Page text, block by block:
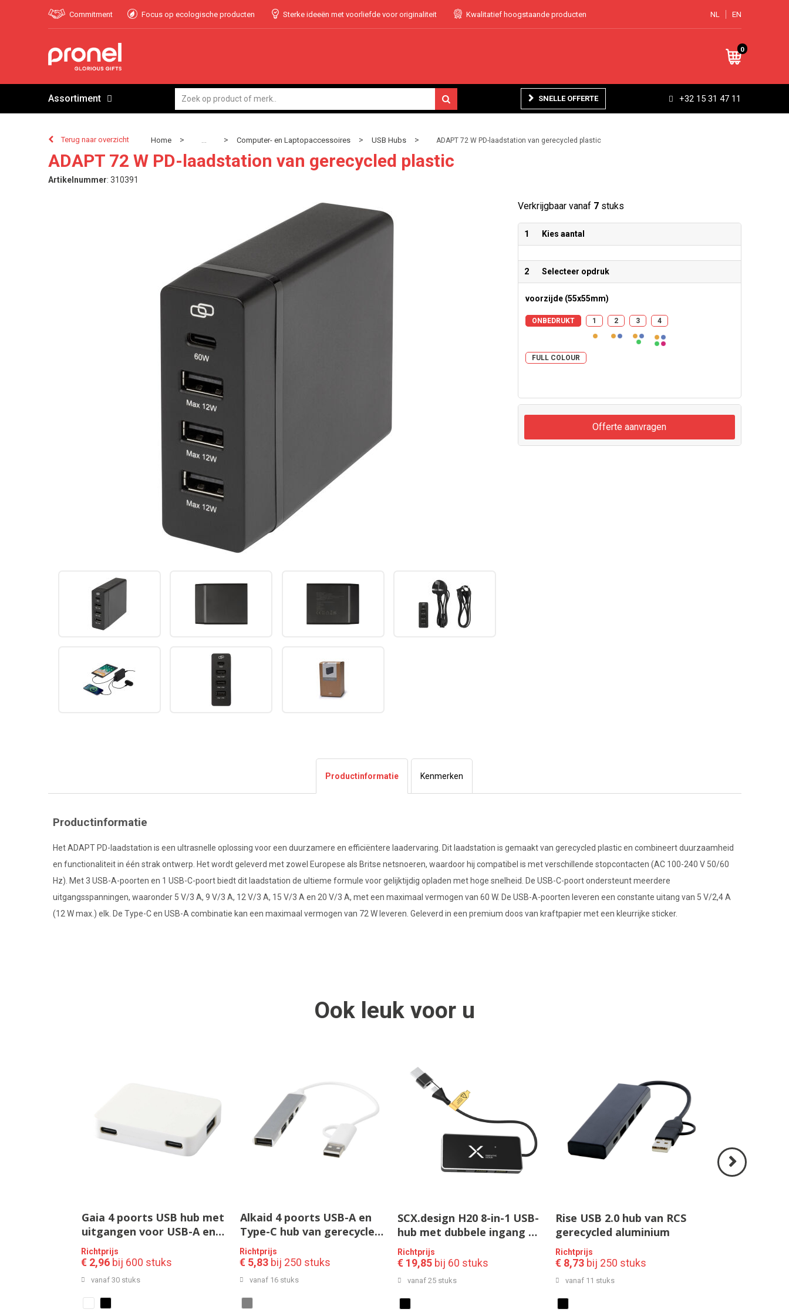
Commitment Focus op ecologische producten Sterke ideeën met voorliefde voor originaliteit Kwalitatief hoogstaande producten NL EN
0
Assortiment SNELLE OFFERTE +32 15 31 47 11
Terug naar overzicht Home > ... > Computer- en Laptopaccessoires > USB Hubs > ADAPT 72 W PD-laadstation van gerecycled plastic
ADAPT 72 W PD-laadstation van gerecycled plastic
Artikelnummer: 310391
Verkrijgbaar vanaf 7stuks
1 Kies aantal
2 Selecteer opdruk
voorzijde (55x55mm)
ONBEDRUKT 1 2 3 4
FULL COLOUR
Offerte aanvragen
Productinformatie Kenmerken
Productinformatie
Het ADAPT PD-laadstation is een ultrasnelle oplossing voor een duurzamere en efficiëntere laadervaring. Dit laadstation is gemaakt van gerecycled plastic en combineert duurzaamheid
en functionaliteit in één strak ontwerp. Het wordt geleverd met zowel Europese als Britse netsnoeren, waardoor hij compatibel is met verschillende stopcontacten (AC 100-240 V 50/60
Hz). Met 3 USB-A-poorten en 1 USB-C-poort biedt dit laadstation de ultieme formule voor gelijktijdig opladen met hoge snelheid. De USB-C-poort ondersteunt meerdere
uitgangsspanningen, waaronder 5 V/3 A, 9 V/3 A, 12 V/3 A, 15 V/3 A en 20 V/3 A, met een maximaal vermogen van 60 W. De USB-A-poorten leveren een constante uitang van 5 V/2,4 A
(12 W max.) elk. De Type-C en USB-A combinatie kan een maximaal vermogen van 72 W leveren. Geleverd in een premium doos van kraftpapier met een kleurrijke sticker.
Ook leuk voor u
Gaia 4 poorts USB hub met
uitgangen voor USB-A en
Type-C en dubbele ingang
van gerecycled plastic
Richtprijs
€ 2,96 bij 600 stuks
vanaf 30 stuks
Alkaid 4 poorts USB-A en
Type-C hub van gerecycled
aluminium met dubbele
ingang
Richtprijs
€ 5,83bij 250 stuks
vanaf 16 stuks
SCX.design H20 8-in-1 USB-
hub met dubbele ingang en
6 poorten
Richtprijs
€ 19,85bij 60 stuks
vanaf 25 stuks
Rise USB 2.0 hub van RCS
gerecycled aluminium
Richtprijs
€ 8,73 bij 250 stuks
vanaf 11 stuks
Volgende